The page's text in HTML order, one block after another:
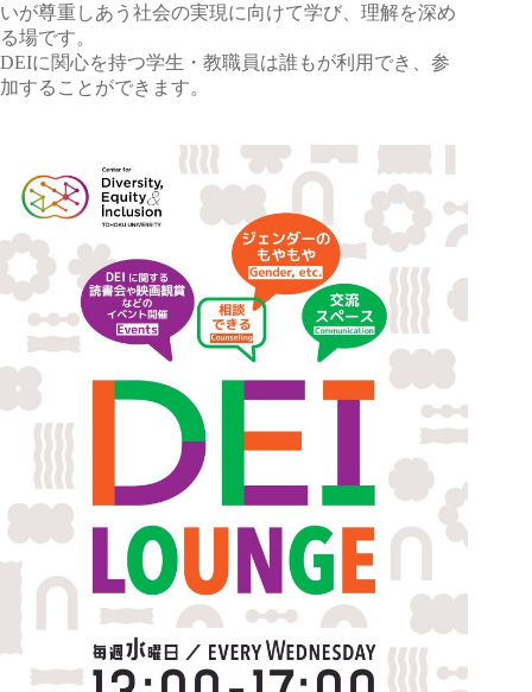
いが尊重しあう社会の実現に向けて学び、理解を深め
る場です。
DEIに関心を持つ学生・教職員は誰もが利用でき、参
加することができます。